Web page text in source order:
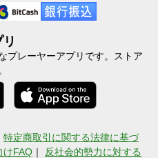
プレーヤーアプリです。ストア
特定商取引に関する法律に基づ
けFAQ ｜ 反社会的勢力に対する